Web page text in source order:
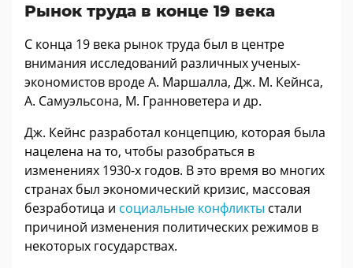
Рынок труда в конце 19 века
С конца 19 века рынок труда был в центре
внимания исследований различных ученых-
экономистов вроде А. Маршалла, Дж. М. Кейнса,
А. Самуэльсона, М. Гранноветера и др.
Дж. Кейнс разработал концепцию, которая была
нацелена на то, чтобы разобраться в
изменениях 1930-х годов. В это время во многих
странах был экономический кризис, массовая
безработица и социальные конфликты стали
причиной изменения политических режимов в
некоторых государствах.